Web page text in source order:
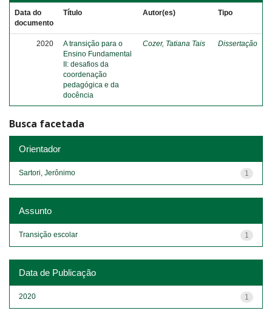
Data do
documento
Título Autor(es) Tipo
2020
A transição para o
Ensino Fundamental
II: desafios da
coordenação
pedagógica e da
docência
Cozer, Tatiana Tais Dissertação
Busca facetada
Orientador
1
Sartori, Jerônimo
Assunto
1
Transição escolar
Data de Publicação
1
2020